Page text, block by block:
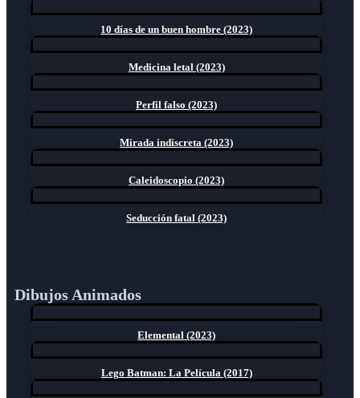
10 días de un buen hombre (2023)
Medicina letal (2023)
Perfil falso (2023)
Mirada indiscreta (2023)
Caleidoscopio (2023)
Seducción fatal (2023)
Dibujos Animados
Elemental (2023)
Lego Batman: La Película (2017)